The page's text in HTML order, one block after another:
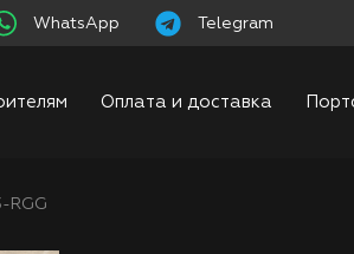
WhatsApp Telegram
Оплата и доставка
RGG